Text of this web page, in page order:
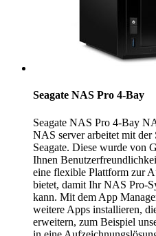
Seagate NAS Pro 4-Bay
Seagate NAS Pro 4-Bay
NAS server arbeitet mit
Seagate. Diese wurde von
Ihnen
eine flexible Plattform zur
bietet, damit Ihr NAS Pro-
kann. Mit dem App
weitere Apps installieren,
erweitern, zum Beispiel